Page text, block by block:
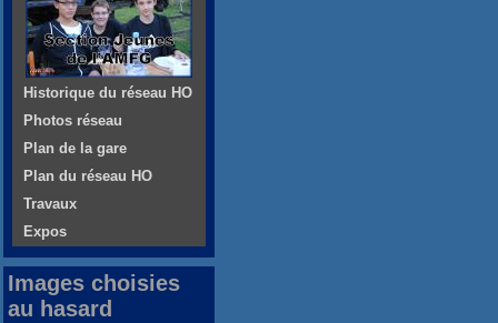
Historique du réseau HO
Photos réseau
Plan de la gare
Plan du réseau HO
Travaux
Expos
Images choisies
au hasard